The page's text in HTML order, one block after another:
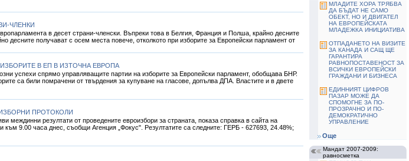
ЧЛЕНКИ
в десет страни-членски. Въпреки това в Белгия, Франция и Полша, крайно десните
десните получават с осем места повече, отколкото при изборите за Европейски парламент от
В ЕП В ИЗТОЧНА ЕВРОПА
успeхи спрямо управляващите партии на изборите за Европейски парламент, обобщава БНР.
са били помрачени от твърдения за купуване на гласове, допълва ДПА. Властите и в двете
ПРОТОКОЛИ
междинни резултати от проведените евроизбори за страната, показа справка в сайта на
към 9.00 часа днес, съобщи Агенция „Фокус". Резултатите са следните: ГЕРБ - 627693, 24.48%;
МЛАДИТЕ ХОРА ТРЯБВА
ДА БЪДАТ НЕ САМО
ОБЕКТ, НО И ДВИГАТЕЛ
НА ЕВРОПЕЙСКАТА
МЛАДЕЖКА ИНИЦИАТИВА
ОТПАДАНЕТО НА ВИЗИТЕ
ЗА КАНАДА И САЩ ЩЕ
ГАРАНТИРА
РАВНОПОСТАВЕНОСТ ЗА
ВСИЧКИ ЕВРОПЕЙСКИ
ГРАЖДАНИ И БИЗНЕСА
ЕДИННИЯТ ЦИФРОВ
ПАЗАР МОЖЕ ДА
СПОМОГНЕ ЗА ПО-
ПРОЗРАЧНО И ПО-
ДЕМОКРАТИЧНО
УПРАВЛЕНИЕ
Още
Мандат 2007-2009:
равносметка